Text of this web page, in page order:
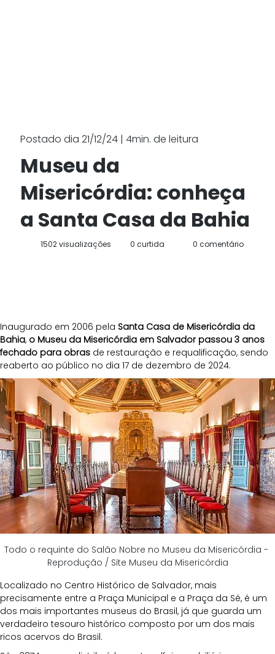
Postado dia 21/12/24 | 4min. de leitura
Museu da
Misericórdia: conheça
a Santa Casa da Bahia
0 comentário
0 curtida
1502 visualizações
Inaugurado em 2006 pela Santa Casa de Misericórdia da
Bahia, o Museu da Misericórdia em Salvador passou 3 anos
fechado para obras de restauração e requalificação, sendo
reaberto ao público no dia 17 de dezembro de 2024.
Todo o requinte do Salão Nobre no Museu da Misericórdia -
Reprodução / Site Museu da Misericórdia
Localizado no Centro Histórico de Salvador, mais
precisamente entre a Praça Municipal e a Praça da Sé, é um
dos mais importantes museus do Brasil, já que guarda um
verdadeiro tesouro histórico composto por um dos mais
ricos acervos do Brasil.